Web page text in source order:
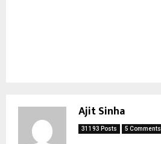
Ajit Sinha
31193 Posts 5 Comments